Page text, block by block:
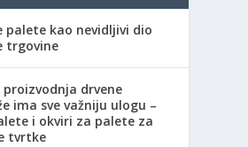
palete kao nevidljivi dio
trgovine
proizvodnja drvene
ima sve važniju ulogu –
i okviri za palete za
tvrtke